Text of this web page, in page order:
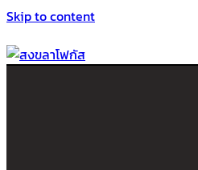
Skip to content